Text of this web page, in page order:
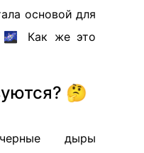
основой для
🌌 Как же это
🤔
черные дыры